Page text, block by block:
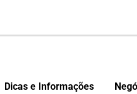
Dicas e Informações